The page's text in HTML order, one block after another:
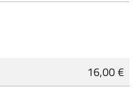
16,00 €